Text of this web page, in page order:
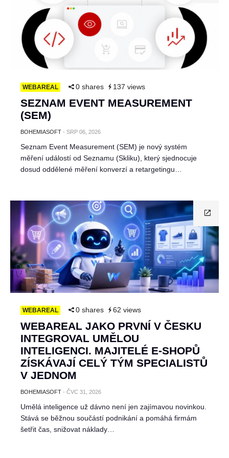
WEBAREAL 0 shares 137 views
SEZNAM EVENT MEASUREMENT
(SEM)
BOHEMIASOFT - SRP 06, 2026
Seznam Event Measurement (SEM) je nový systém
měření událostí od Seznamu (Skliku), který sjednocuje
dosud oddělené měření konverzí a retargetingu…
WEBAREAL 0 shares 62 views
WEBAREAL JAKO PRVNÍ V ČESKU
INTEGROVAL UMĚLOU
INTELIGENCI. MAJITELÉ E-SHOPŮ
ZÍSKÁVAJÍ CELÝ TÝM SPECIALISTŮ
V JEDNOM
BOHEMIASOFT - ČVC 31, 2026
Umělá inteligence už dávno není jen zajímavou novinkou.
Stává se běžnou součástí podnikání a pomáhá firmám
šetřit čas, snižovat náklady…